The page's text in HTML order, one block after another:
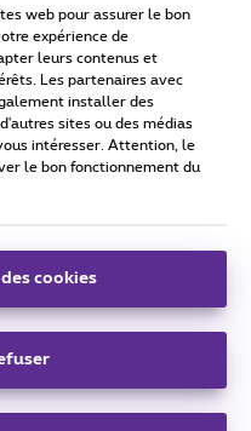
statement
Bruxelles.
web pour assurer le bon
expérience de
leurs contenus et
Les partenaires avec
installer des
sites ou des médias
intéresser. Attention, le
le bon fonctionnement du
cookies